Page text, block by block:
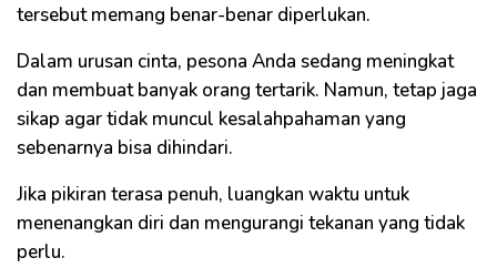
tersebut memang benar-benar diperlukan.
Dalam urusan cinta, pesona Anda sedang meningkat
dan membuat banyak orang tertarik. Namun, tetap jaga
sikap agar tidak muncul kesalahpahaman yang
sebenarnya bisa dihindari.
Jika pikiran terasa penuh, luangkan waktu untuk
menenangkan diri dan mengurangi tekanan yang tidak
perlu.